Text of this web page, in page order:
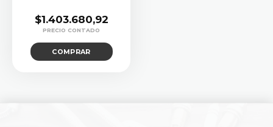
$1.403.680,92
COMPRAR